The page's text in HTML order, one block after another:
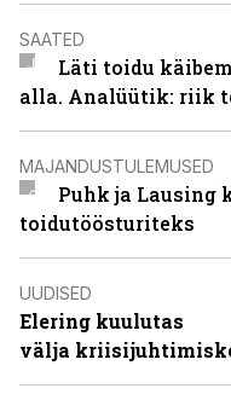
SAATED
Läti toidu
alla. Analüütik: riik
MAJANDUSTULEMUSED
Puhk ja Lausing
toidutöösturiteks
UUDISED
Elering kuulutas
välja